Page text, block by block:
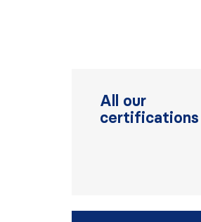
All our
certifications